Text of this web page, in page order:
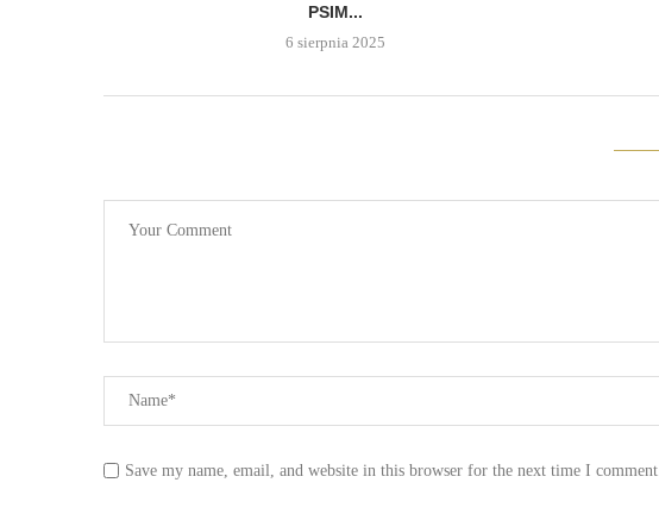
PSIM...
6 sierpnia 2025
Save my name, email, and website in this browser for the next time I comment.